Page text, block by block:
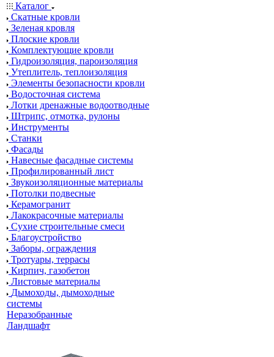
Каталог
Скатные кровли
Зеленая кровля
Плоские кровли
Комплектующие кровли
Гидроизоляция, пароизоляция
Утеплитель, теплоизоляция
Элементы безопасности кровли
Водосточная система
Лотки дренажные водоотводные
Штрипс, отмотка, рулоны
Инструменты
Станки
Фасады
Навесные фасадные системы
Профилированный лист
Звукоизоляционные материалы
Потолки подвесные
Керамогранит
Лакокрасочные материалы
Сухие строительные смеси
Благоустройство
Заборы, ограждения
Тротуары, террасы
Кирпич, газобетон
Листовые материалы
Дымоходы, дымоходные
системы
Неразобранные
Ландшафт